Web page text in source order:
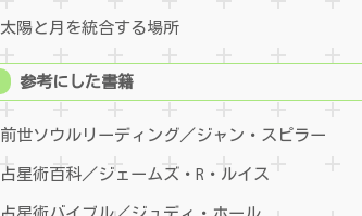
太陽と月を統合する場所
参考にした書籍
前世ソウルリーディング／ジャン・スピラー
占星術百科／ジェームズ・R・ルイス